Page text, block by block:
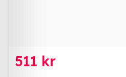
511 kr